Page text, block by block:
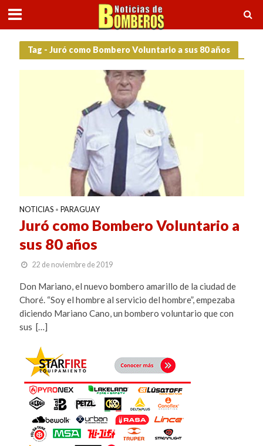
Tag - Juró como Bombero Voluntario a sus 80 años
NOTICIAS • PARAGUAY
Juró como Bombero Voluntario a
sus 80 años
22 de noviembre de 2019
Don Mariano, el nuevo bombero amarillo de la ciudad de
Choré. “Soy el hombre al servicio del hombre”, empezaba
diciendo Mariano Cano, un bombero voluntario que con
sus […]